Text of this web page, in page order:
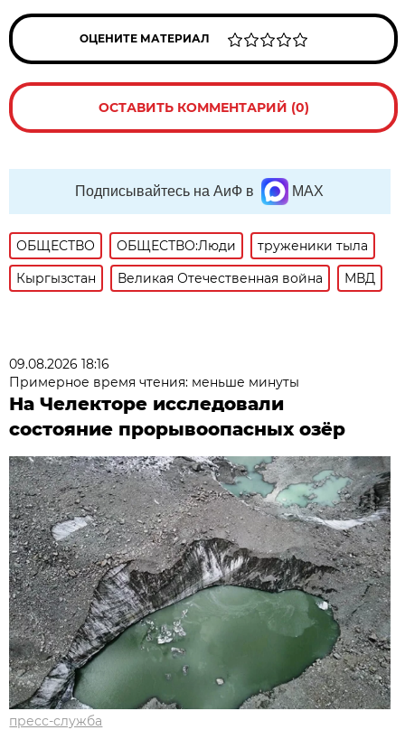
ОЦЕНИТЕ МАТЕРИАЛ
ОСТАВИТЬ КОММЕНТАРИЙ (0)
Подписывайтесь на АиФ в MAX
ОБЩЕСТВО ОБЩЕСТВО:Люди
труженики тыла
Кыргызстан
Великая Отечественная война МВД
09.08.2026 18:16
Примерное время чтения: меньше минуты
На Челекторе исследовали
состояние прорывоопасных озёр
пресс-служба